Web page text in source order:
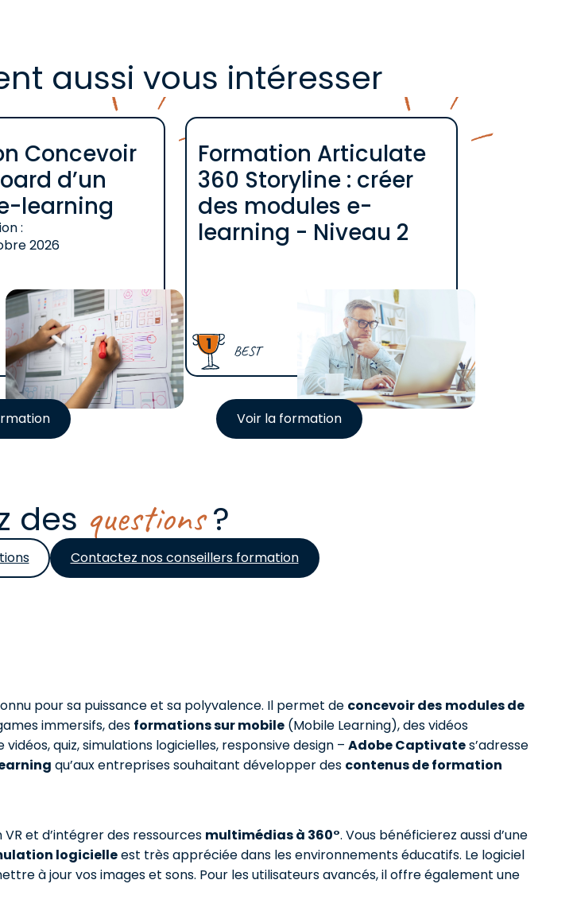
aussi vous intéresser
Concevoir
d’un
learning
:
2026
Formation Articulate
360 Storyline : créer
des modules e-
learning - Niveau 2
BEST
Voir la formation
des questions?
Contactez nos conseillers formation
pour sa puissance et sa polyvalence. Il permet de concevoir des modules de
immersifs, des formations sur mobile (Mobile Learning), des vidéos
quiz, simulations logicielles, responsive design – Adobe Captivates’adresse
qu’aux entreprises souhaitant développer des contenus de formation
VR et d’intégrer des ressources multimédias à 360°. Vous bénéficierez aussi d’une
logicielleest très appréciée dans les environnements éducatifs. Le logiciel
à jour vos images et sons. Pour les utilisateurs avancés, il offre également une